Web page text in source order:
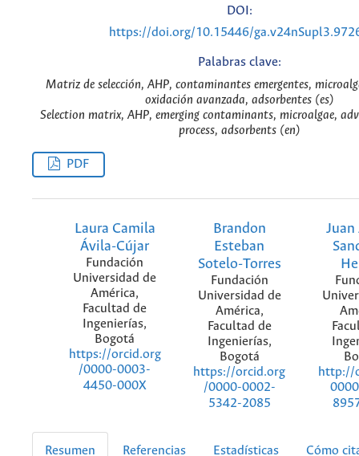
DOI:
https://doi.org/10.15446/
Palabras clave:
Matriz de selección, AHP, contaminantes emergentes,
oxidación avanzada, adsorbentes (es)
Selection matrix, AHP, emerging contaminants, microalgae,
process, adsorbents (en)
PDF
Laura Camila
Ávila-Cújar
Fundación
Universidad de
América,
Facultad de
Ingenierías,
Bogotá
https://orcid.org
/0000-0003-
4450-000X
Brandon
Esteban
Sotelo-Torres
Fundación
Universidad de
América,
Facultad de
Ingenierías,
Bogotá
https://orcid.org
/0000-0002-
5342-2085
Juan
http://
Resumen Referencias Estadísticas Cómo